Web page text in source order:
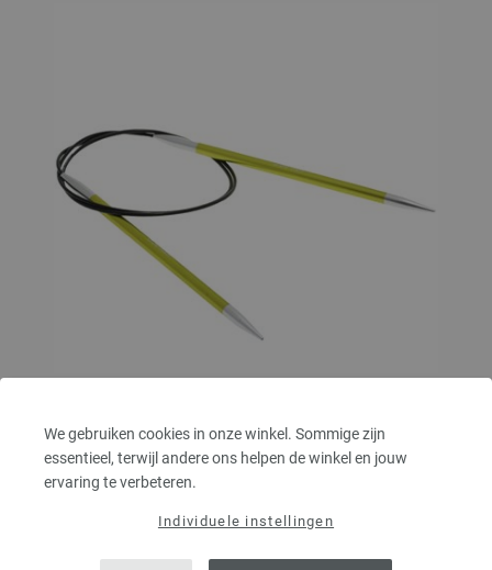
We gebruiken cookies in onze winkel. Sommige zijn
essentieel, terwijl andere ons helpen de winkel en jouw
ervaring te verbeteren.
Individuele instellingen
5,5/80cm
Rondbreinaalden Aluminium Rainbow LANA GROSSA pendikte 5,5 lengte
80cm